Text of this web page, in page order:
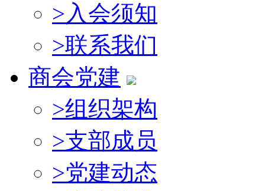
>入会须知
>联系我们
商会党建
>组织架构
>支部成员
>党建动态